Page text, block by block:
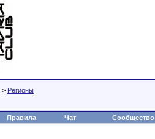
> Регионы
Правила Чат Сообщество